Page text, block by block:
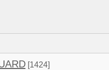
[1424]